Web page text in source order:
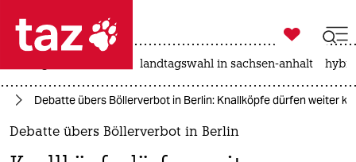
 taz zahl ich
taz zahl ich

taz zahl ich
landtagswahl in sachsen-anhalt
Debatte übers Böllerverbot in Berlin: Knallköpfe dürfen weiter
Debatte übers Böllerverbot in Berlin